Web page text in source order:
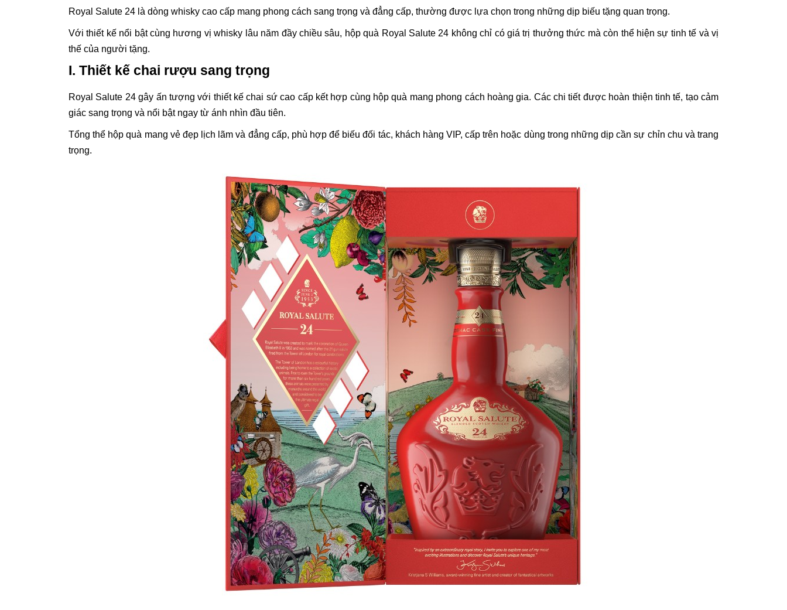
Royal Salute 24 là dòng whisky cao cấp mang phong cách sang trọng và đẳng cấp, thường được lựa chọn trong những dịp biếu tặng quan trọng.
Với thiết kế nổi bật cùng hương vị whisky lâu năm đầy chiều sâu, hộp quà Royal Salute 24 không chỉ có giá trị thưởng thức mà còn thể hiện sự tinh tế và vị
thế của người tặng.
I. Thiết kế chai rượu sang trọng
Royal Salute 24 gây ấn tượng với thiết kế chai sứ cao cấp kết hợp cùng hộp quà mang phong cách hoàng gia. Các chi tiết được hoàn thiện tinh tế, tạo cảm
giác sang trọng và nổi bật ngay từ ánh nhìn đầu tiên.
Tổng thể hộp quà mang vẻ đẹp lịch lãm và đẳng cấp, phù hợp để biếu đối tác, khách hàng VIP, cấp trên hoặc dùng trong những dịp cần sự chỉn chu và trang
trọng.